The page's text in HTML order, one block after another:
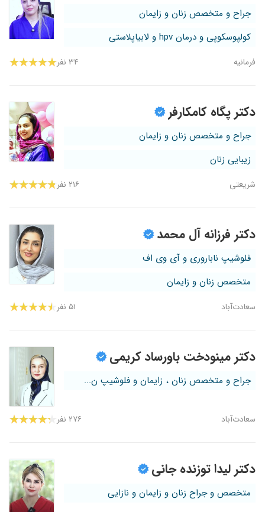
جراح و متخصص زنان و زایمان
کولپوسکوپی و درمان hpv و لابیاپلاستی
فرمانیه ۳۴ نفر
دکتر پگاه کامکارفر
جراح و متخصص زنان و زایمان
زیبایی زنان
شریعتی ۲۱۶ نفر
دکتر فرزانه آل محمد
فلوشیپ ناباروری و آی وی اف
متخصص زنان و زایمان
سعادت‌آباد ۵۱ نفر
دکتر مینودخت باورساد کریمی
جراح و متخصص زنان ، زایمان و فلوشیپ ن...
سعادت‌آباد ۲۷۶ نفر
دکتر لیدا توزنده جانی
متخصص و جراح زنان و زایمان و نازایی